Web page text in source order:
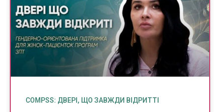
COMPSS: ДВЕРІ, ЩО ЗАВЖДИ ВІДРИТТІ